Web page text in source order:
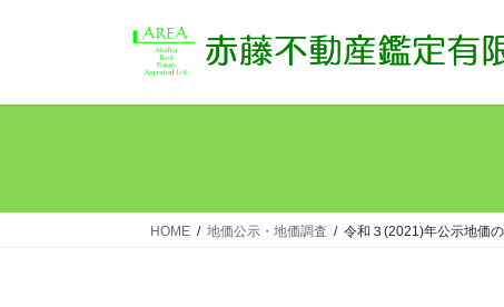
HOME 地価公示・地価調査 令和３(2021)年公示地価